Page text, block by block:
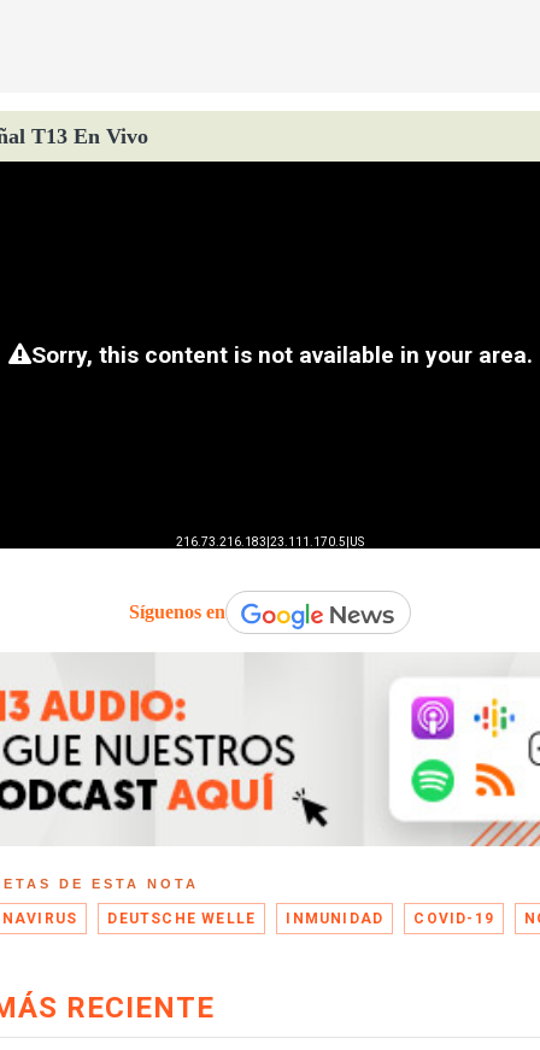
T13 En Vivo
Síguenos en
DE ESTA NOTA
DEUTSCHE WELLE INMUNIDAD COVID-19
RECIENTE